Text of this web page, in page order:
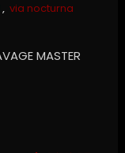
, via nocturna